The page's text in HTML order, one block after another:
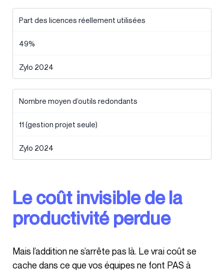
Part des licences réellement utilisées
49%
Zylo 2024
Nombre moyen d’outils redondants
11 (gestion projet seule)
Zylo 2024
Le coût invisible de la
productivité perdue
Mais l’addition ne s’arrête pas là. Le vrai coût se
cache dans ce que vos équipes ne font PAS à